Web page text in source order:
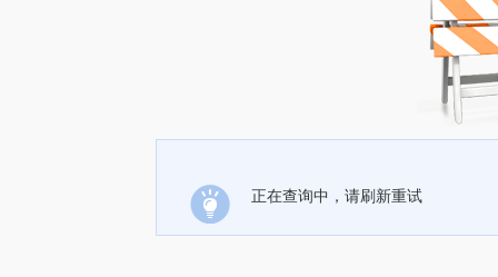
正在查询中，请刷新重试